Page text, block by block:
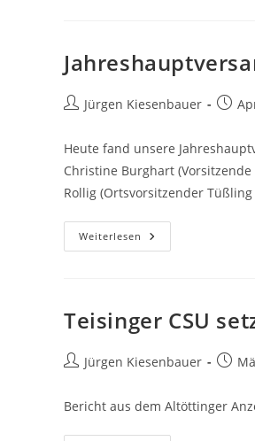
Beitrags-
Jürgen Kiesenbauer
Heute fand unsere
Christine Burghart
Rollig (Ortsvorsitzender
Weiterlesen
2024
Teisinger CSU
Beitrags-
Jürgen Kiesenbauer
Bericht aus dem Altöttinger